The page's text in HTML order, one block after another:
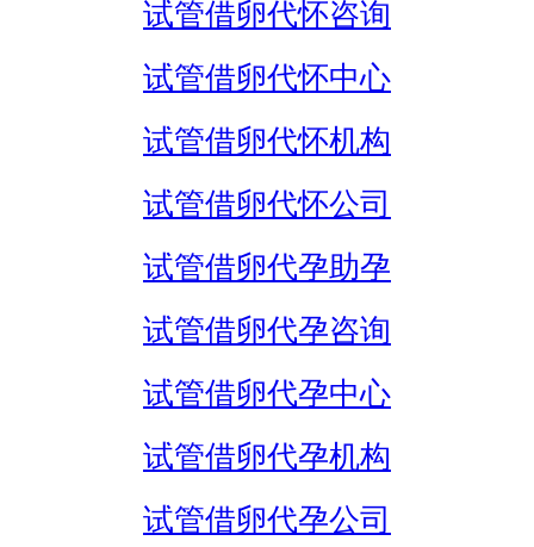
试管借卵代怀咨询
试管借卵代怀中心
试管借卵代怀机构
试管借卵代怀公司
试管借卵代孕助孕
试管借卵代孕咨询
试管借卵代孕中心
试管借卵代孕机构
试管借卵代孕公司